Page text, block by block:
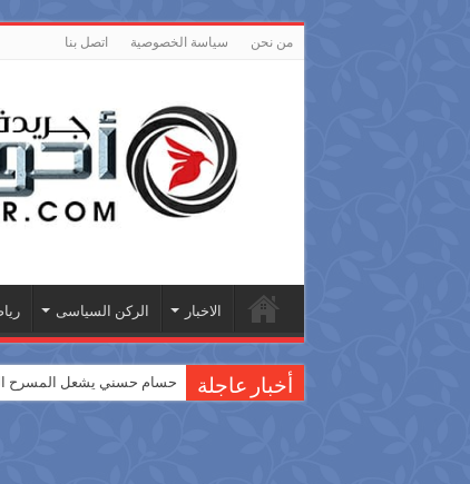
من نحن سياسة الخصوصية اتصل بنا
الاخبار الركن السياسى
أخبار عاجلة حسام حسني يشعل المسرح